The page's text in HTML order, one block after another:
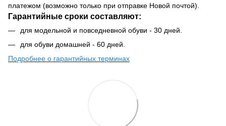
платежом (возможно только при отправке Новой почтой).
Гарантийные сроки составляют:
для модельной и повседневной обуви - 30 дней.
для обуви домашней - 60 дней.
Подробнее о гарантийных терминах